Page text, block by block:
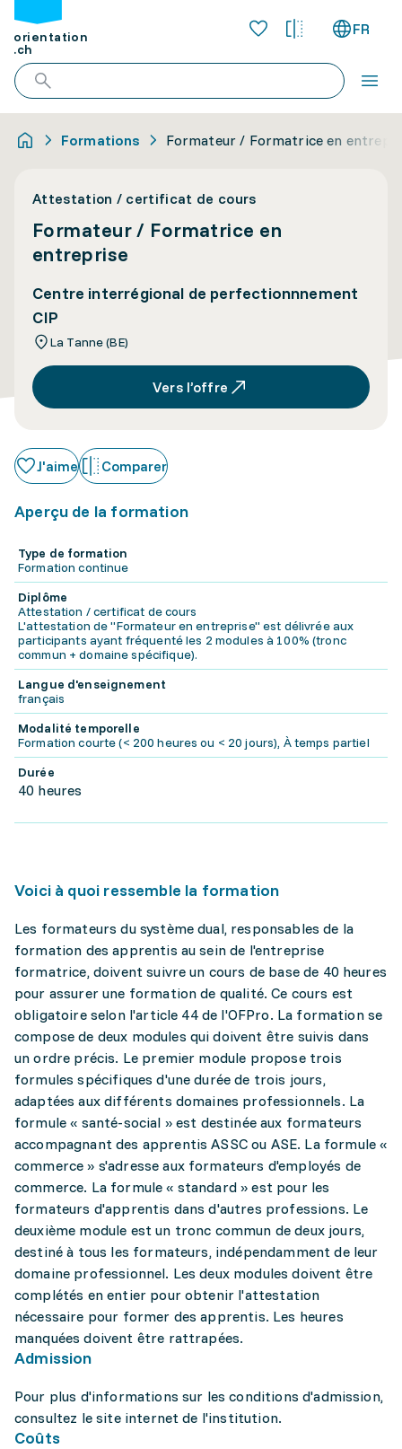
orientation
.ch
FR
Formations Formateur / Formatrice en
Attestation / certificat de cours
Formateur / Formatrice en
entreprise
Centre interrégional de perfectionnnement
CIP
La Tanne (BE)
Vers l’offre
J'aime Comparer
Aperçu de la formation
Type de formation
Formation continue
Diplôme
Attestation / certificat de cours
L'attestation de "Formateur en entreprise" est délivrée aux
participants ayant fréquenté les 2 modules à 100% (tronc
commun + domaine spécifique).
Langue d'enseignement
français
Modalité temporelle
Formation courte (< 200 heures ou < 20 jours), À temps partiel
Durée
40 heures
Voici à quoi ressemble la formation
Les formateurs du système dual, responsables de la
formation des apprentis au sein de l'entreprise
formatrice, doivent suivre un cours de base de 40 heures
pour assurer une formation de qualité. Ce cours est
obligatoire selon l'article 44 de l'OFPro. La formation se
compose de deux modules qui doivent être suivis dans
un ordre précis. Le premier module propose trois
formules spécifiques d'une durée de trois jours,
adaptées aux différents domaines professionnels. La
formule « santé-social » est destinée aux formateurs
accompagnant des apprentis ASSC ou ASE. La formule «
commerce » s'adresse aux formateurs d'employés de
commerce. La formule « standard » est pour les
formateurs d'apprentis dans d'autres professions. Le
deuxième module est un tronc commun de deux jours,
destiné à tous les formateurs, indépendamment de leur
domaine professionnel. Les deux modules doivent être
complétés en entier pour obtenir l'attestation
nécessaire pour former des apprentis. Les heures
manquées doivent être rattrapées.
Admission
Pour plus d'informations sur les conditions d'admission,
consultez le site internet de l'institution.
Coûts